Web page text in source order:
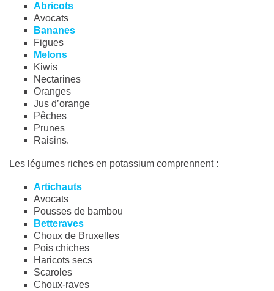
Abricots
Avocats
Bananes
Figues
Melons
Kiwis
Nectarines
Oranges
Jus d’orange
Pêches
Prunes
Raisins.
Les légumes riches en potassium comprennent :
Artichauts
Avocats
Pousses de bambou
Betteraves
Choux de Bruxelles
Pois chiches
Haricots secs
Scaroles
Choux-raves